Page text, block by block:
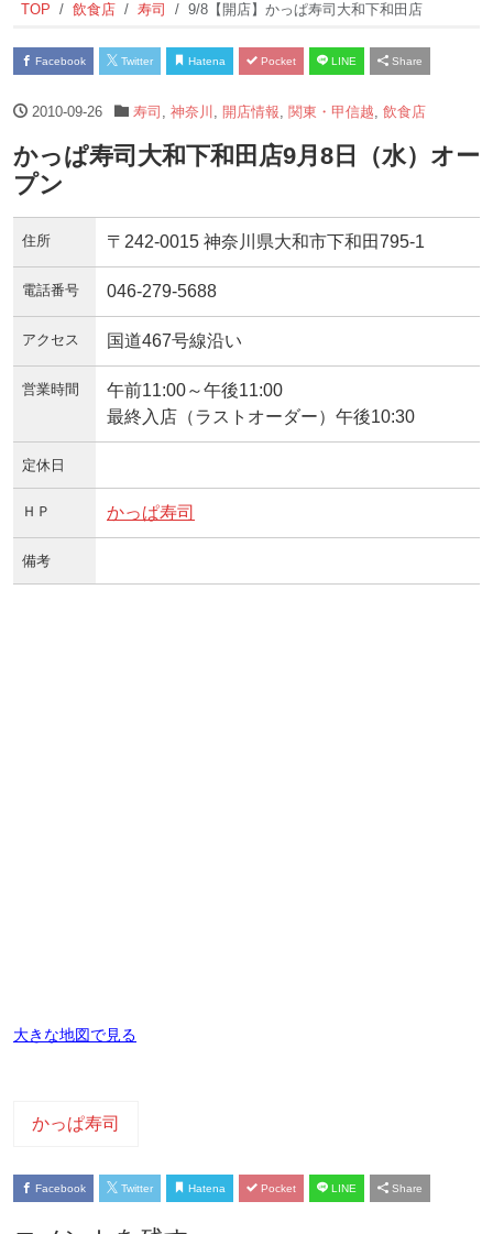
TOP 飲食店 寿司 9/8【開店】かっぱ寿司大和下和田店
Facebook Twitter Hatena Pocket LINE Share
2010-09-26 寿司 神奈川 開店情報 関東・甲信越 飲食店
かっぱ寿司大和下和田店9月8日（水）オー
プン
住所 〒242-0015 神奈川県大和市下和田795-1
電話番号 046-279-5688
アクセス 国道467号線沿い
営業時間
午前11:00～午後11:00
最終入店（ラストオーダー）午後10:30
定休日
ＨＰ かっぱ寿司
備考
大きな地図で見る
かっぱ寿司
Facebook Twitter Hatena Pocket LINE Share